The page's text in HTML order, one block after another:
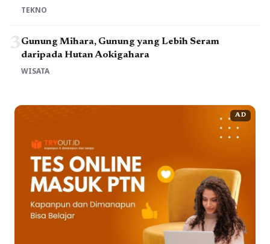
TEKNO
3Gunung Mihara, Gunung yang Lebih Seram
daripada Hutan Aokigahara
WISATA
AD